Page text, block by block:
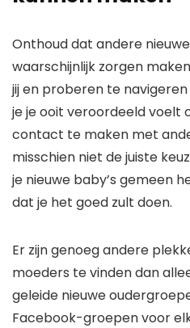
Onthoud dat andere
waarschijnlijk zorgen
jij en proberen te navigeren
je je ooit veroordeeld voelt
contact te maken met
misschien niet de juiste
je nieuwe baby’s gemeen
dat je het goed zult doen.
Er zijn genoeg andere
moeders te vinden dan
geleide nieuwe
Facebook-groepen voor